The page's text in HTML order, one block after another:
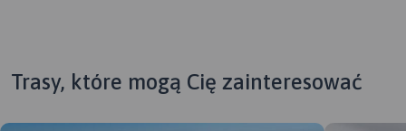
Trasy, które mogą Cię zainteresować